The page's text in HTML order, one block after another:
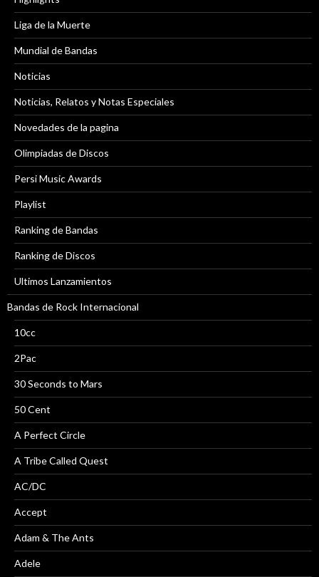
Liga de la Muerte
Mundial de Bandas
Noticias
Noticias, Relatos y Notas Especiales
Novedades de la pagina
Olimpiadas de Discos
Persi Music Awards
Playlist
Ranking de Bandas
Ranking de Discos
Ultimos Lanzamientos
Bandas de Rock Internacional
10cc
2Pac
30 Seconds to Mars
50 Cent
A Perfect Circle
A Tribe Called Quest
AC/DC
Accept
Adam & The Ants
Adele